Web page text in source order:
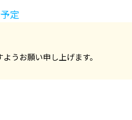
定
うお願い申し上げます。